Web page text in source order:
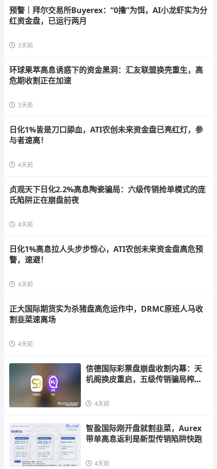
预警｜拜尔交易所Buyerex：“0撸”为饵，AI小龙虾实为分
红资金盘，已运行两月
3天前
环球果萃高息诱惑下的资金黑洞：汇友联盟换壳重生，高
危期收割正在加速
3天前
日化1%皆是刀口舔血，ATI农创未来资金盘已亮红灯，参
与者速离！
4天前
贞观天下日化2.2%高息陶瓷骗局：六级传销抢单模式的庞
氏陷阱正在崩盘前夜
4天前
日化1%高息拉人头步步惊心，ATI农创未来资金盘高危预
警，速避！
4天前
正大国际期货实为杀猪盘高危运作中，DRMC原班人马收
割韭菜速离场
4天前
信德国际彩票盘崩盘收割内幕：天
机阁换皮重启，五级传销骗局榨干
4天前
智盈国际刚开盘就割韭菜，Aurex
带单高息返利是新型传销陷阱快跑
4天前